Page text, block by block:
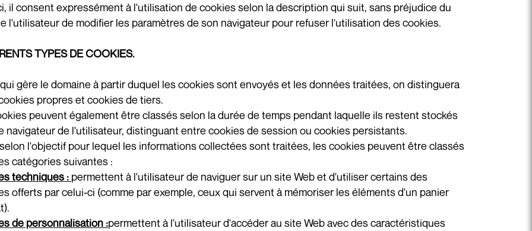
il consent expressément à l'utilisation de cookies selon la description qui suit, sans préjudice du
l'utilisateur de modifier les paramètres de son navigateur pour refuser l'utilisation des cookies.
TYPES DE COOKIES.
gère le domaine à partir duquel les cookies sont envoyés et les données traitées, on distinguera
propres et cookies de tiers.
peuvent également être classés selon la durée de temps pendant laquelle ils restent stockés
navigateur de l'utilisateur, distinguant entre cookies de session ou cookies persistants.
l'objectif pour lequel les informations collectées sont traitées, les cookies peuvent être classés
catégories suivantes :
techniques : permettent à l'utilisateur de naviguer sur un site Web et d'utiliser certains des
offerts par celui-ci (comme par exemple, ceux qui servent à mémoriser les éléments d'un panier
de personnalisation :permettent à l'utilisateur d'accéder au site Web avec des caractéristiques